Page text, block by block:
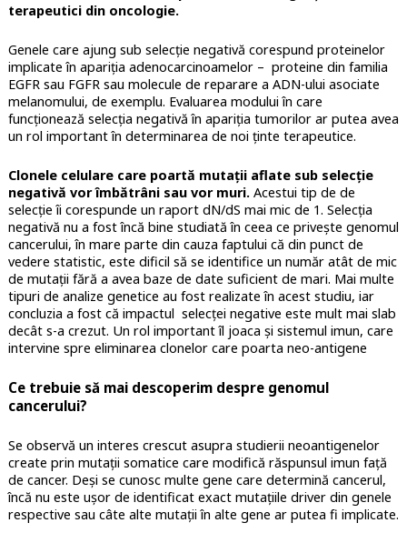
terapeutici din oncologie.
Genele care ajung sub selecție negativă corespund proteinelor
implicate în apariția adenocarcinoamelor – proteine din familia
EGFR sau FGFR sau molecule de reparare a ADN-ului asociate
melanomului, de exemplu. Evaluarea modului în care
funcționează selecția negativă în apariția tumorilor ar putea avea
un rol important în determinarea de noi ținte terapeutice.
Clonele celulare care poartă mutații aflate sub selecție
negativă vor îmbătrâni sau vor muri.Acestui tip de de
selecție îi corespunde un raport dN/dS mai mic de 1. Selecția
negativă nu a fost încă bine studiată în ceea ce privește genomul
cancerului, în mare parte din cauza faptului că din punct de
vedere statistic, este dificil să se identifice un număr atât de mic
de mutații fără a avea baze de date suficient de mari. Mai multe
tipuri de analize genetice au fost realizate în acest studiu, iar
concluzia a fost că impactul selecței negative este mult mai slab
decât s-a crezut. Un rol important îl joaca și sistemul imun, care
intervine spre eliminarea clonelor care poarta neo-antigene
Ce trebuie să mai descoperim despre genomul
cancerului?
Se observă un interes crescut asupra studierii neoantigenelor
create prin mutații somatice care modifică răspunsul imun față
de cancer. Deși se cunosc multe gene care determină cancerul,
încă nu este ușor de identificat exact mutațiile driver din genele
respective sau câte alte mutații în alte gene ar putea fi implicate.